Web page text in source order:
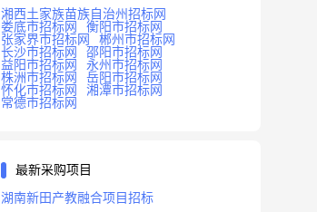
湘西土家族苗族自治州招标网
娄底市招标网
衡阳市招标网
张家界市招标网
郴州市招标网
长沙市招标网
邵阳市招标网
益阳市招标网
永州市招标网
株洲市招标网
岳阳市招标网
怀化市招标网
湘潭市招标网
常德市招标网
最新采购项目
湖南新田产教融合项目招标